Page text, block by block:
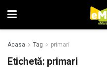
Acasa Tag primari
Etichetă: primari